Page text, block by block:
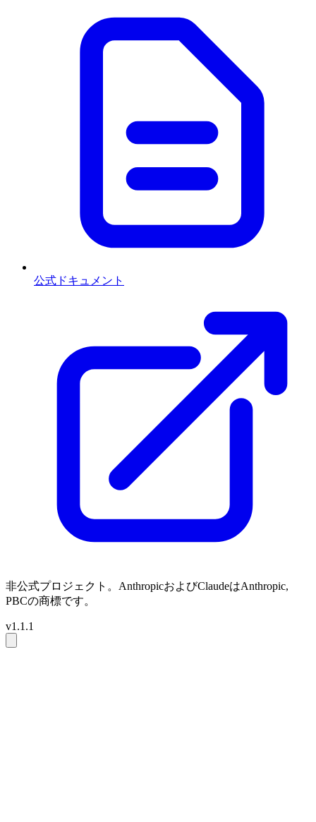
公式ドキュメント
非公式プロジェクト。AnthropicおよびClaudeはAnthropic,
PBCの商標です。
v1.1.1